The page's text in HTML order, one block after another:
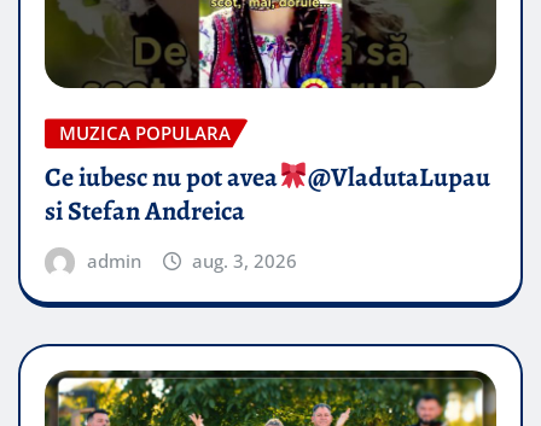
MUZICA POPULARA
Ce iubesc nu pot avea
​@VladutaLupau
si Stefan Andreica
admin aug. 3, 2026